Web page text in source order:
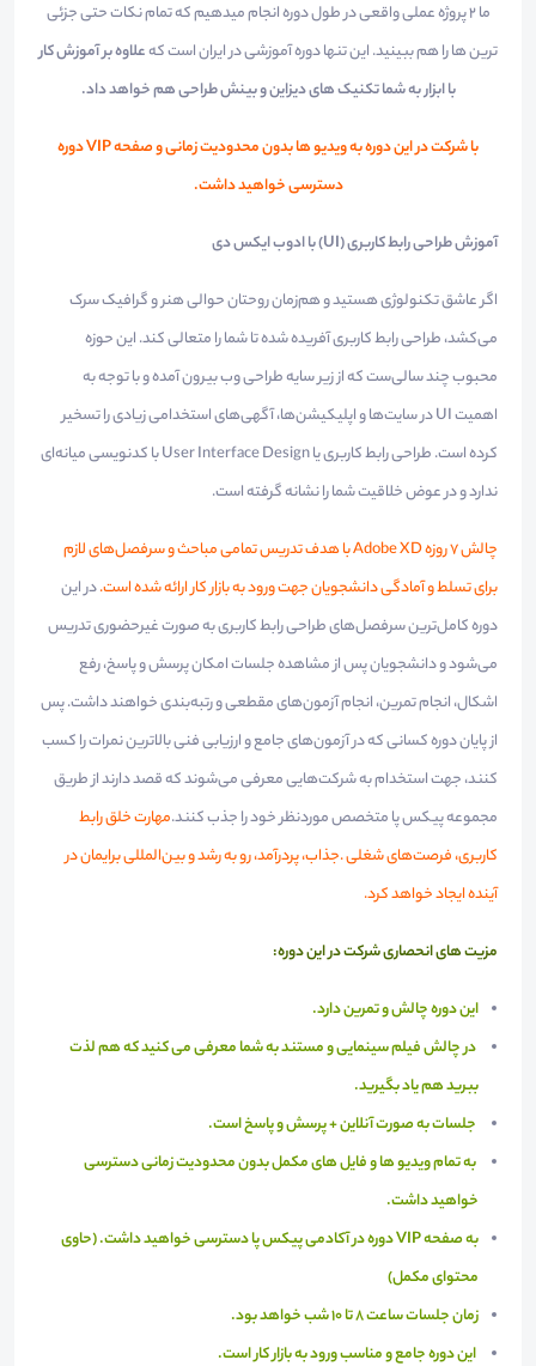
ما 2 پروژه عملی واقعی در طول دوره انجام میدهیم که تمام نکات حتی جزئی
ترین ها را هم ببینید. این تنها دوره آموزشی در ایران است کهعلاوه بر آموزش کار
با ابزار به شما تکنیک های دیزاین و بینش طراحی هم خواهد داد.
با شرکت در این دوره به ویدیو ها بدون محدودیت زمانی و صفحه VIP دوره
دسترسی خواهید داشت.
آموزش طراحی رابط کاربری (UI) با ادوب ایکس دی
اگر عاشق تکنولوژی هستید و هم‌زمان روحتان حوالی هنر و گرافیک سرک
می‌کشد، طراحی رابط کاربری آفریده شده تا شما را متعالی کند. این حوزه
محبوب چند سالی‌ست که از زیر سایه طراحی وب بیرون آمده و با توجه به
اهمیت UI در سایت‌ها و اپلیکیشن‌ها، آگهی‌های استخدامی زیادی را تسخیر
کرده است. طراحی رابط کاربری یا User Interface Design با کدنویسی میانه‌ای
ندارد و در عوض خلاقیت شما را نشانه گرفته است.
چالش 7 روزه Adobe XD با هدف تدریس تمامی مباحث و سرفصل‌های لازم
برای تسلط و آمادگی دانشجویان جهت ورود به بازار کار ارائه شده است.در این
دوره‌‌ کامل‌ترین سرفصل‌های طراحی رابط کاربری به صورت غیرحضوری تدریس
می‌شود و دانشجویان پس از مشاهده جلسات امکان پرسش و پاسخ، رفع
اشکال، انجام تمرین، انجام آزمون‌های مقطعی و رتبه‌بندی خواهند داشت. پس
از پایان دوره کسانی که در آزمون‌های جامع و ارزیابی فنی بالاترین نمرات را کسب
کنند، جهت استخدام به شرکت‌هایی معرفی می‌شوند که قصد دارند از طریق
مجموعه پیکس پا متخصص موردنظر خود را جذب کنند.مهارت خلق رابط
کاربری، فرصت‌های شغلی .جذاب، پردرآمد، رو به رشد و بین‌المللی برایمان در
آینده ایجاد خواهد کرد.
مزیت های انحصاری شرکت در این دوره:
این دوره چالش و تمرین دارد.
در چالش فیلم سینمایی و مستند به شما معرفی می کنید که هم لذت
ببرید هم یاد بگیرید.
جلسات به صورت آنلاین + پرسش و پاسخ است.
به تمام ویدیو ها و فایل های مکمل بدون محدودیت زمانی دسترسی
خواهید داشت.
به صفحه VIP دوره در آکادمی پیکس پا دسترسی خواهید داشت. (حاوی
محتوای مکمل)
زمان جلسات ساعت 8 تا 10 شب خواهد بود.
این دوره جامع و مناسب ورود به بازار کار است.